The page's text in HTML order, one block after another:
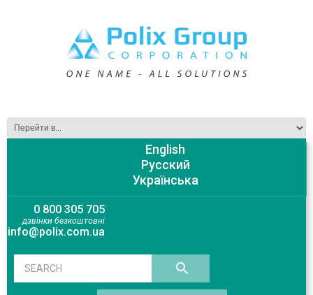
English
Русский
Українська
0 800 305 705
дзвінки безкоштовні
info@polix.com.ua